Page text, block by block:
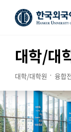
대학/대
대학/대학원 융합